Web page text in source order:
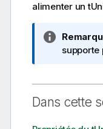
alimenter un
N
o
n
supporte
Dans cette